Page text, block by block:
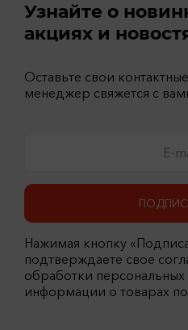
Узнайте о
акциях и
Оставьте свои
менеджер свяжется с
Нажимая кнопку
подтверждаете свое
обработки
информации о товарах